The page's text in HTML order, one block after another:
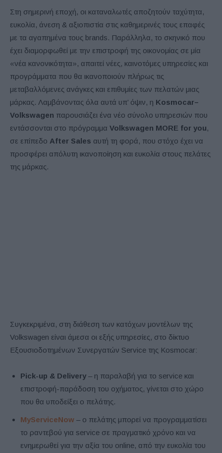
Στη σημερινή εποχή, οι καταναλωτές αποζητούν ταχύτητα,
ευκολία, άνεση & αξιοπιστία στις καθημερινές τους επαφές
με τα αγαπημένα τους brands. Παράλληλα, το σκηνικό που
έχει διαμορφωθεί με την επιστροφή της οικονομίας σε μία
«νέα κανονικότητα», απαιτεί νέες, καινοτόμες υπηρεσίες και
προγράμματα που θα ικανοποιούν πλήρως τις
μεταβαλλόμενες ανάγκες και επιθυμίες των πελατών μιας
μάρκας. Λαμβάνοντας όλα αυτά υπ’ όψιν, η Kosmocar–
Volkswagen παρουσιάζει ένα νέο σύνολο υπηρεσιών που
εντάσσονται στο πρόγραμμα Volkswagen MORE for you,
σε επίπεδο After Sales αυτή τη φορά, που στόχο έχει να
προσφέρει απόλυτη ικανοποίηση και ευκολία στους πελάτες
της μάρκας.
Συγκεκριμένα, στη διάθεση των κατόχων μοντέλων της
Volkswagen είναι άμεσα οι εξής υπηρεσίες, στο δίκτυο
Εξουσιοδοτημένων Συνεργατών Service της Kosmocar:
Pick-up & Delivery – η παραλαβή για το service και
επιστροφή-παράδοση του οχήματος, γίνεται στο χώρο
που θα υποδείξει ο πελάτης.
MyServiceNow – ο πελάτης μπορεί να προγραμματίσει
το ραντεβού για service σε πραγματικό χρόνο και να
ενημερωθεί για την αξία του online, από την ευκολία του